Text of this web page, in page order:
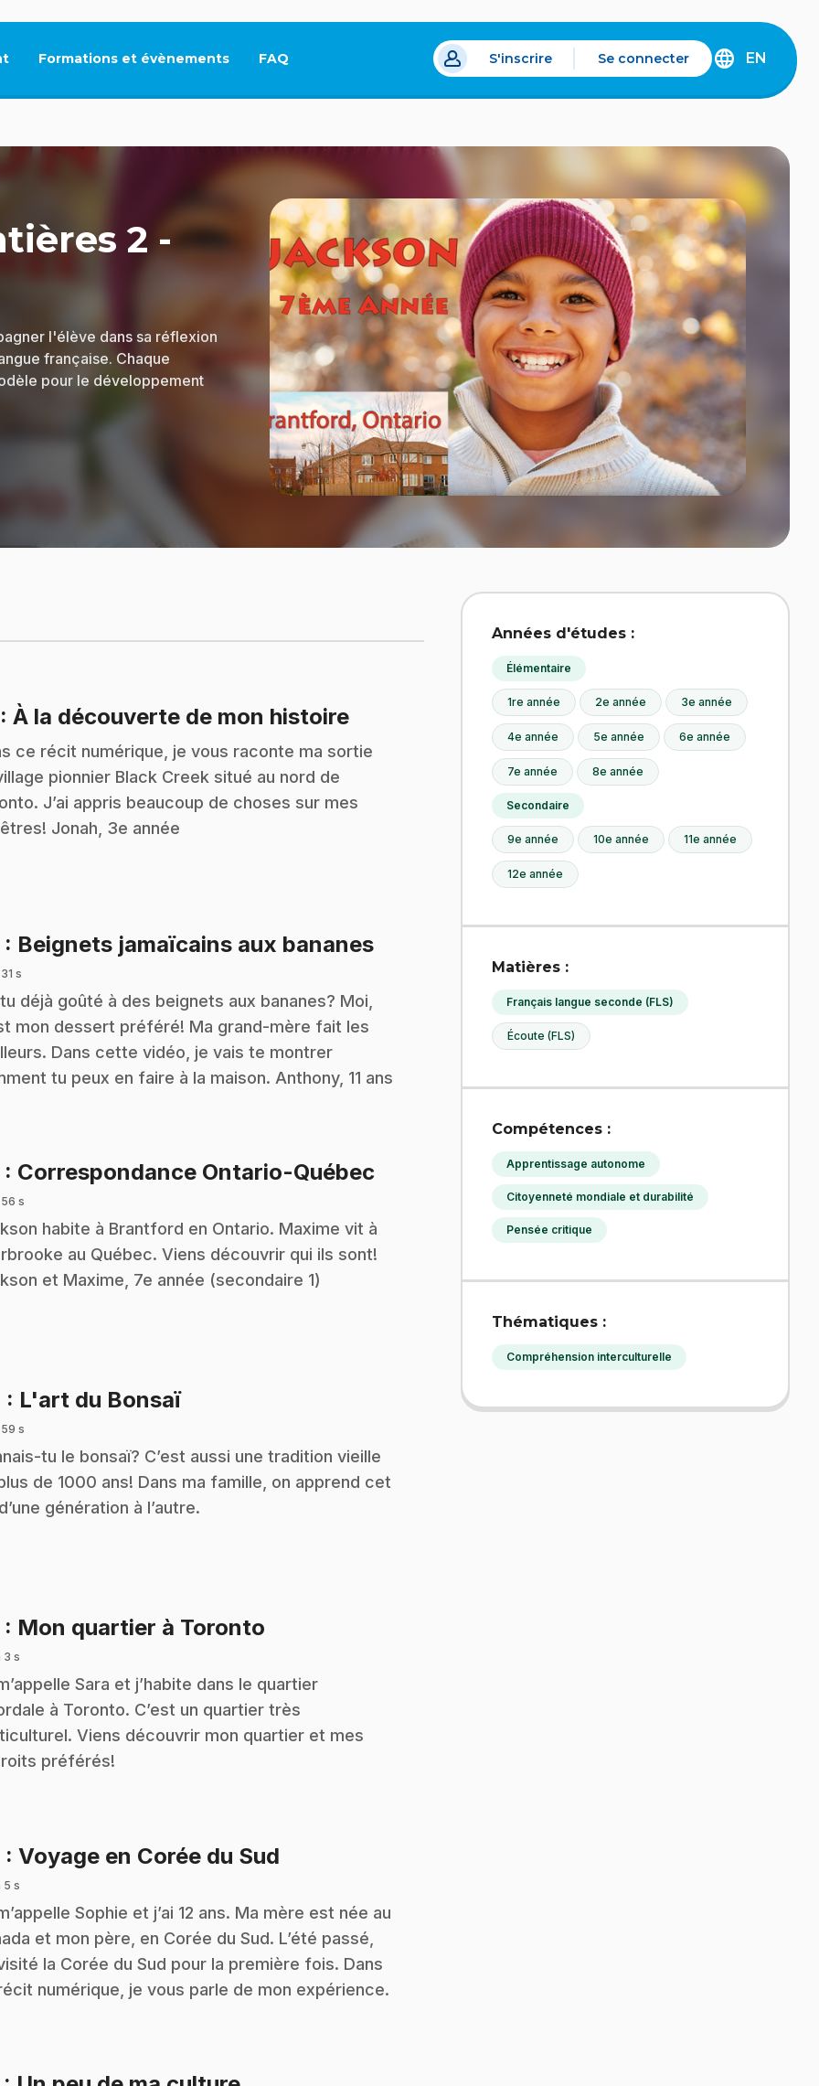
Formations et évènements FAQ
Ce lien s'ouvrira dans un nouvel onglet.
S'inscrire Se connecter
DISCOVER
OF
IDÉLLO.
EN
2 -
l'élève dans sa réflexion
française. Chaque
pour le développement
: À la découverte de mon histoire.
ce récit numérique, je vous raconte ma sortie
pionnier Black Creek situé au nord de
J’ai appris beaucoup de choses sur mes
Jonah, 3e année
: Beignets jamaïcains aux bananes.
s
déjà goûté à des beignets aux bananes? Moi,
mon dessert préféré! Ma grand-mère fait les
Dans cette vidéo, je vais te montrer
tu peux en faire à la maison. Anthony, 11 ans
: Correspondance Ontario-Québec
56 s
habite à Brantford en Ontario. Maxime vit à
au Québec. Viens découvrir qui ils sont!
et Maxime, 7e année (secondaire 1)
: L'art du Bonsaï.
59 s
tu le bonsaï? C’est aussi une tradition vieille
de 1000 ans! Dans ma famille, on apprend cet
génération à l’autre.
: Mon quartier à Toronto
3 s
Sara et j’habite dans le quartier
à Toronto. C’est un quartier très
Viens découvrir mon quartier et mes
préférés!
: Voyage en Corée du Sud
5 s
Sophie et j’ai 12 ans. Ma mère est née au
et mon père, en Corée du Sud. L’été passé,
visité la Corée du Sud pour la première fois. Dans
numérique, je vous parle de mon expérience.
Années d'études :
Élémentaire
1re année 2e année 3e année
4e année 5e année 6e année
7e année 8e année
Secondaire
9e année 10e année 11e année
12e année
Matières :
Français langue seconde (FLS)
Écoute (FLS)
Compétences :
Apprentissage autonome
Citoyenneté mondiale et durabilité
Pensée critique
Thématiques :
Compréhension interculturelle